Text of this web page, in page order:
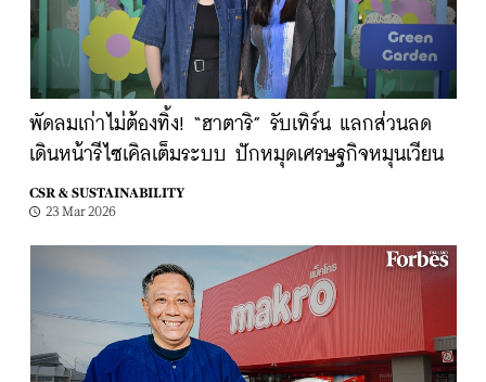
พัดลมเก่าไม่ต้องทิ้ง! “ฮาตาริ” รับเทิร์น แลกส่วนลด
เดินหน้ารีไซเคิลเต็มระบบ ปักหมุดเศรษฐกิจหมุนเวียน
CSR & SUSTAINABILITY
23 Mar 2026